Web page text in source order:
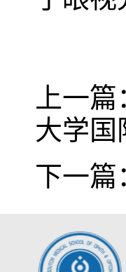
上一篇
大学国
下一篇